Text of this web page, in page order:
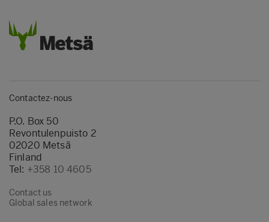
Contactez-nous
P.O. Box 50
Revontulenpuisto 2
02020 Metsä
Finland
Tel: +358 10 4605
Contact us
Global sales network